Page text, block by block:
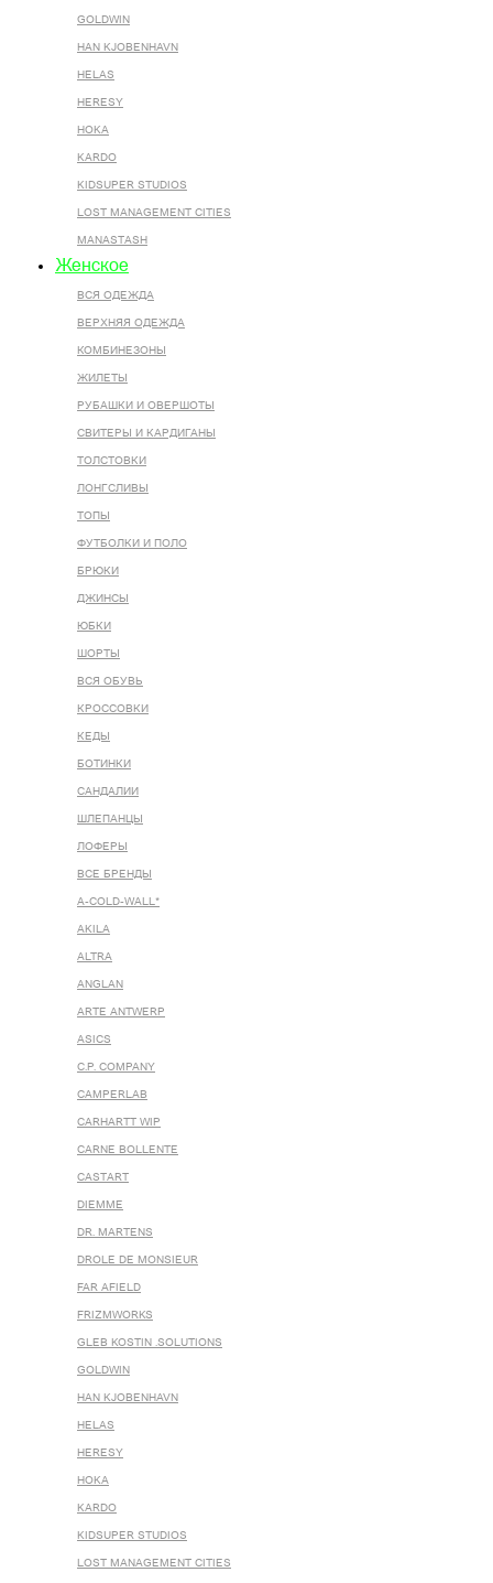
GOLDWIN
HAN KJOBENHAVN
HELAS
HERESY
HOKA
KARDO
KIDSUPER STUDIOS
LOST MANAGEMENT CITIES
MANASTASH
Женское
ВСЯ ОДЕЖДА
ВЕРХНЯЯ ОДЕЖДА
КОМБИНЕЗОНЫ
ЖИЛЕТЫ
РУБАШКИ И ОВЕРШОТЫ
СВИТЕРЫ И КАРДИГАНЫ
ТОЛСТОВКИ
ЛОНГСЛИВЫ
ТОПЫ
ФУТБОЛКИ И ПОЛО
БРЮКИ
ДЖИНСЫ
ЮБКИ
ШОРТЫ
ВСЯ ОБУВЬ
КРОССОВКИ
КЕДЫ
БОТИНКИ
САНДАЛИИ
ШЛЕПАНЦЫ
ЛОФЕРЫ
ВСЕ БРЕНДЫ
A-COLD-WALL*
AKILA
ALTRA
ANGLAN
ARTE ANTWERP
ASICS
C.P. COMPANY
CAMPERLAB
CARHARTT WIP
CARNE BOLLENTE
CASTART
DIEMME
DR. MARTENS
DROLE DE MONSIEUR
FAR AFIELD
FRIZMWORKS
GLEB KOSTIN .SOLUTIONS
GOLDWIN
HAN KJOBENHAVN
HELAS
HERESY
HOKA
KARDO
KIDSUPER STUDIOS
LOST MANAGEMENT CITIES